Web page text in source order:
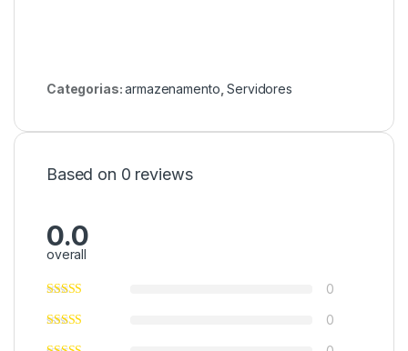
Categorias:armazenamento ,Servidores
Based on 0 reviews
0.0
overall
0
0